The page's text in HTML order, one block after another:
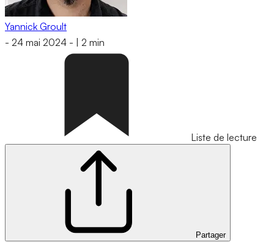
Yannick Groult
- 24 mai 2024 - 2 min
Liste de lecture
Partager